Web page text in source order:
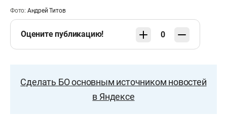
Фото: Андрей Титов
Оцените публикацию! 0
Сделать БО основным источником новостей
в Яндексе